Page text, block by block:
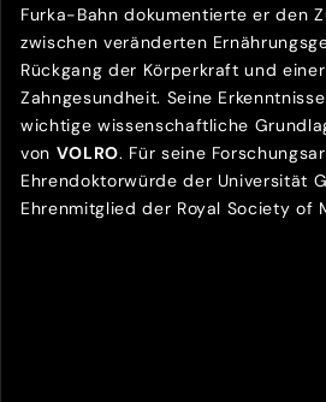
Furka-Bahn dokumentierte er den
zwischen veränderten
Rückgang der Körperkraft und
Zahngesundheit. Seine
wichtige wissenschaftliche
von VOLRO. Für seine
Ehrendoktorwürde der Universität
Ehrenmitglied der Royal Society of